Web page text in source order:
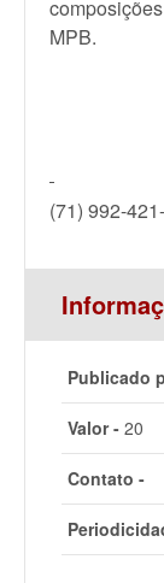
MPB.
(71) 992-
Publicado
Valor - 20
Contato -